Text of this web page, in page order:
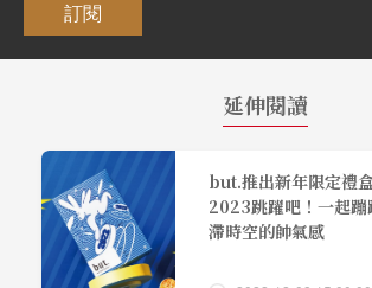
訂閱
延伸閱讀
but.推出新年限定禮
2023跳躍吧！一起
滯時空的帥氣感